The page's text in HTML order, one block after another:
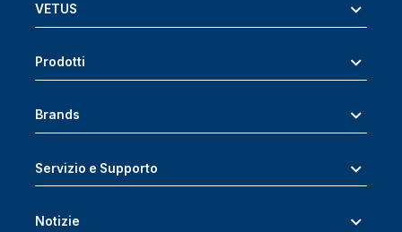
VETUS
Prodotti
Brands
Servizio e Supporto
Notizie